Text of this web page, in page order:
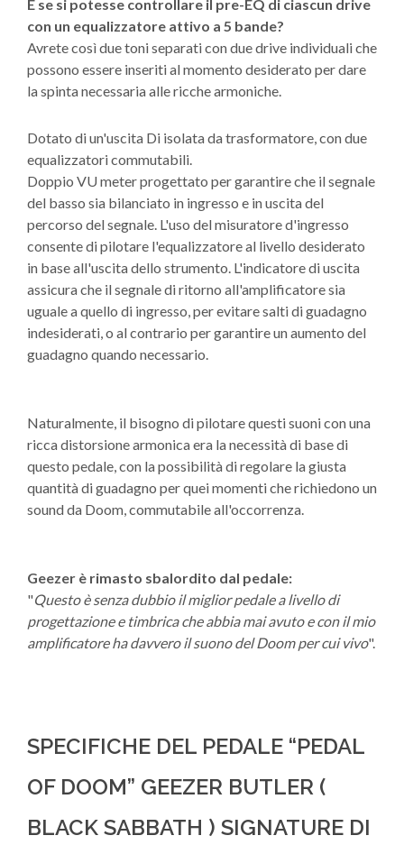
E se si potesse controllare il pre-EQ di ciascun drive
con un equalizzatore attivo a 5 bande?
Avrete così due toni separati con due drive individuali che
possono essere inseriti al momento desiderato per dare
la spinta necessaria alle ricche armoniche.
Dotato di un'uscita Di isolata da trasformatore, con due
equalizzatori commutabili.
Doppio VU meter progettato per garantire che il segnale
del basso sia bilanciato in ingresso e in uscita del
percorso del segnale. L'uso del misuratore d'ingresso
consente di pilotare l'equalizzatore al livello desiderato
in base all'uscita dello strumento. L'indicatore di uscita
assicura che il segnale di ritorno all'amplificatore sia
uguale a quello di ingresso, per evitare salti di guadagno
indesiderati, o al contrario per garantire un aumento del
guadagno quando necessario.
Naturalmente, il bisogno di pilotare questi suoni con una
ricca distorsione armonica era la necessità di base di
questo pedale, con la possibilità di regolare la giusta
quantità di guadagno per quei momenti che richiedono un
sound da Doom, commutabile all'occorrenza.
Geezer è rimasto sbalordito dal pedale:
"Questo è senza dubbio il miglior pedale a livello di
progettazione e timbrica che abbia mai avuto e con il mio
amplificatore ha davvero il suono del Doom per cui vivo".
SPECIFICHE DEL PEDALE “PEDAL
OF DOOM” GEEZER BUTLER (
BLACK SABBATH ) SIGNATURE DI